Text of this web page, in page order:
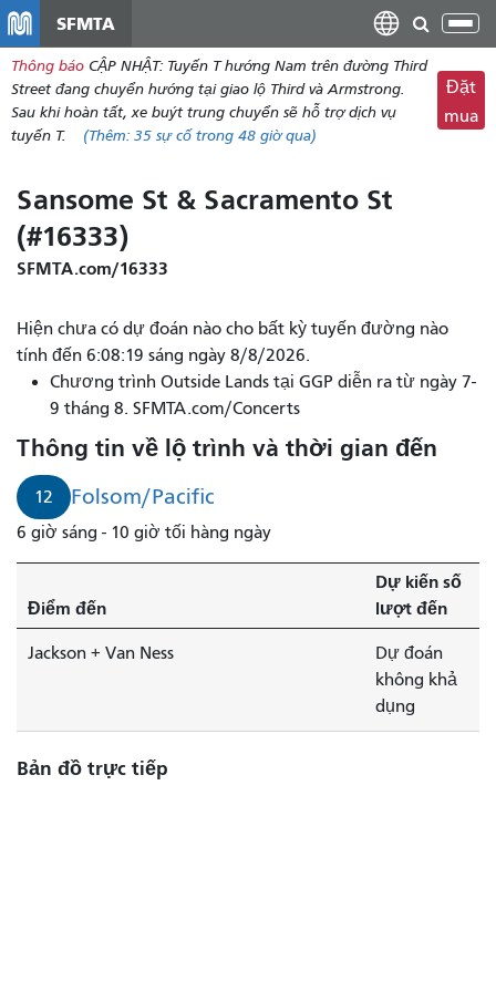
dung
SFMTA
Thông báo CẬP NHẬT: Tuyến T hướng Nam trên đường Third
Street đang chuyển hướng tại giao lộ Third và Armstrong.
Sau khi hoàn tất, xe buýt trung chuyển sẽ hỗ trợ dịch vụ
tuyến T.
(Thêm: 35 sự cố trong 48 giờ qua)
Đặt
mua
Sansome St & Sacramento St
(#16333)
SFMTA.com/16333
Hiện chưa có dự đoán nào cho bất kỳ tuyến đường nào
tính đến 6:08:19 sáng ngày 8/8/2026.
Chương trình Outside Lands tại GGP diễn ra từ ngày 7-
9 tháng 8. SFMTA.com/Concerts
Thông tin về lộ trình và thời gian đến
12 Folsom/Pacific
6 giờ sáng - 10 giờ tối hàng ngày
Điểm đến
Dự kiến ​​số
lượt đến
Jackson + Van Ness
Dự đoán
không khả
dụng
Bản đồ trực tiếp